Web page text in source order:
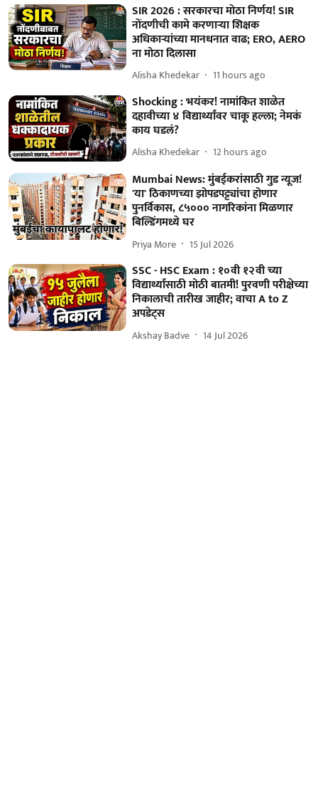
SIR 2026 : सरकारचा मोठा निर्णय! SIR
नोंदणीची कामे करणाऱ्या शिक्षक
अधिकाऱ्यांच्या मानधनात वाढ; ERO, AERO
ना मोठा दिलासा
Alisha Khedekar 11 hours ago
Shocking : भयंकर! नामांकित शाळेत
दहावीच्या ४ विद्यार्थ्यांवर चाकू हल्ला; नेमकं
काय घडलं?
Alisha Khedekar 12 hours ago
Mumbai News: मुंबईकरांसाठी गुड न्यूज!
'या' ठिकाणच्या झोपडपट्ट्यांचा होणार
पुनर्विकास, ८५००० नागरिकांना मिळणार
बिल्डिंगमध्ये घर
Priya More 15 Jul 2026
SSC - HSC Exam : १०वी १२वी च्या
विद्यार्थ्यांसाठी मोठी बातमी! पुरवणी परीक्षेच्या
निकालाची तारीख जाहीर; वाचा A to Z
अपडेट्स
Akshay Badve 14 Jul 2026